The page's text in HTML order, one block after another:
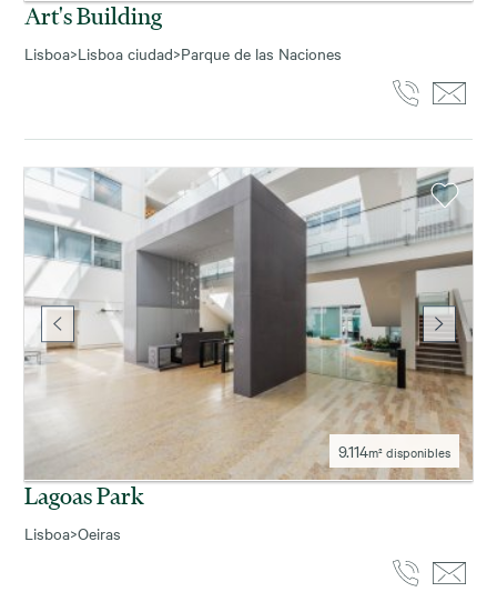
Art's Building
Lisboa>Lisboa ciudad>Parque de las Naciones
9.114m² disponibles
Lagoas Park
Lisboa>Oeiras